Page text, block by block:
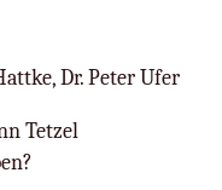
Dr. Peter Ufer
Tetzel